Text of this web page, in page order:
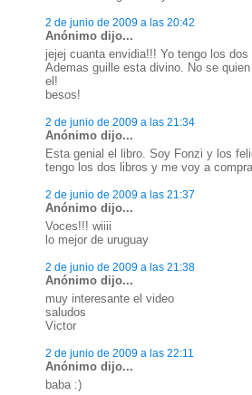
2 de junio de 2009 a las 20:42
Anónimo dijo...
jejej cuanta envidia!!! Yo tengo los
Ademas guille esta divino. No se
el!
besos!
2 de junio de 2009 a las 21:34
Anónimo dijo...
Esta genial el libro. Soy Fonzi y los
tengo los dos libros y me voy a
2 de junio de 2009 a las 21:37
Anónimo dijo...
Voces!!! wiiii
lo mejor de uruguay
2 de junio de 2009 a las 21:38
Anónimo dijo...
muy interesante el video
saludos
Victor
2 de junio de 2009 a las 22:11
Anónimo dijo...
baba :)